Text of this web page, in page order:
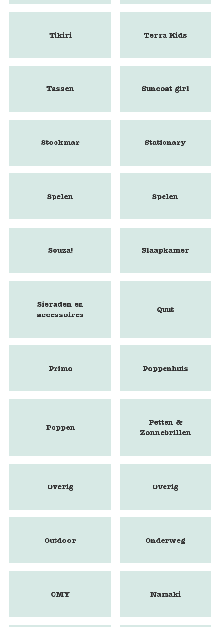
Tikiri Terra Kids
Tassen Suncoat girl
Stockmar Stationary
Spelen Spelen
Souza! Slaapkamer
Sieraden en
accessoires
Quut
Primo Poppenhuis
Poppen
Petten &
Zonnebrillen
Overig Overig
Outdoor Onderweg
OMY Namaki